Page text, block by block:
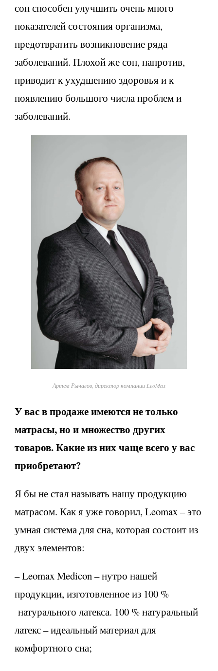
сон способен улучшить очень много
показателей состояния организма,
предотвратить возникновение ряда
заболеваний. Плохой же сон, напротив,
приводит к ухудшению здоровья и к
появлению большого числа проблем и
заболеваний.
Артем Рычагов, директор компании LeoMax
У вас в продаже имеются не только
матрасы, но и множество других
товаров. Какие из них чаще всего у вас
приобретают?
Я бы не стал называть нашу продукцию
матрасом. Как я уже говорил, Leomax – это
умная система для сна, которая состоит из
двух элементов:
– Leomax Medicon – нутро нашей
продукции, изготовленное из 100 %
натурального латекса. 100 % натуральный
латекс – идеальный материал для
комфортного сна;